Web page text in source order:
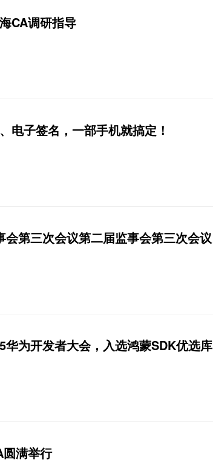
CA调研指导
电子签名，一部手机就搞定！
第三次会议第二届监事会第三次会议
为开发者大会，入选鸿蒙SDK优选库
满举行